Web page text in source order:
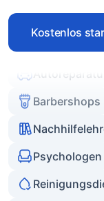
Kostenlos